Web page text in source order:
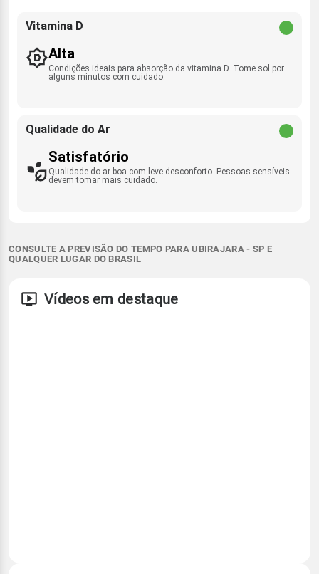
Vitamina D
Alta
Condições ideais para absorção da vitamina D. Tome sol por
alguns minutos com cuidado.
Qualidade do Ar
Satisfatório
Qualidade do ar boa com leve desconforto. Pessoas sensíveis
devem tomar mais cuidado.
CONSULTE A PREVISÃO DO TEMPO PARA UBIRAJARA - SP E
QUALQUER LUGAR DO BRASIL
Vídeos em destaque